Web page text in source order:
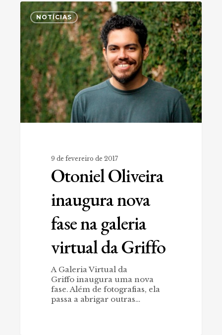
Otoniel
Oliveira
inaugura
nova
fase
na
galeria
virtual
da
Griffo
NOTÍCIAS
9 de fevereiro de 2017
Otoniel Oliveira
inaugura nova
fase na galeria
virtual da Griffo
A Galeria Virtual da
Griffo inaugura uma nova
fase. Além de fotografias, ela
passa a abrigar outras…
0